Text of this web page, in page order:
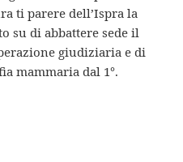
ti parere dell’Ispra la
su di abbattere sede il
giudiziaria e di
mammaria dal 1°.